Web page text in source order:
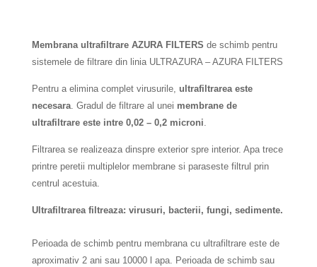
Membrana ultrafiltrare AZURA FILTERS de schimb pentru
sistemele de filtrare din linia ULTRAZURA – AZURA FILTERS
Pentru a elimina complet virusurile, ultrafiltrarea este
necesara. Gradul de filtrare al unei membrane de
ultrafiltrare este intre 0,02 – 0,2 microni.
Filtrarea se realizeaza dinspre exterior spre interior. Apa trece
printre peretii multiplelor membrane si paraseste filtrul prin
centrul acestuia.
Ultrafiltrarea filtreaza: virusuri, bacterii, fungi, sedimente.
Perioada de schimb pentru membrana cu ultrafiltrare este de
aproximativ 2 ani sau 10000 l apa. Perioada de schimb sau